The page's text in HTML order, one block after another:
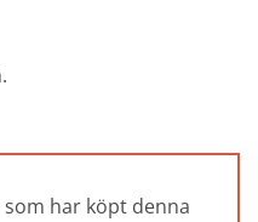
har köpt denna